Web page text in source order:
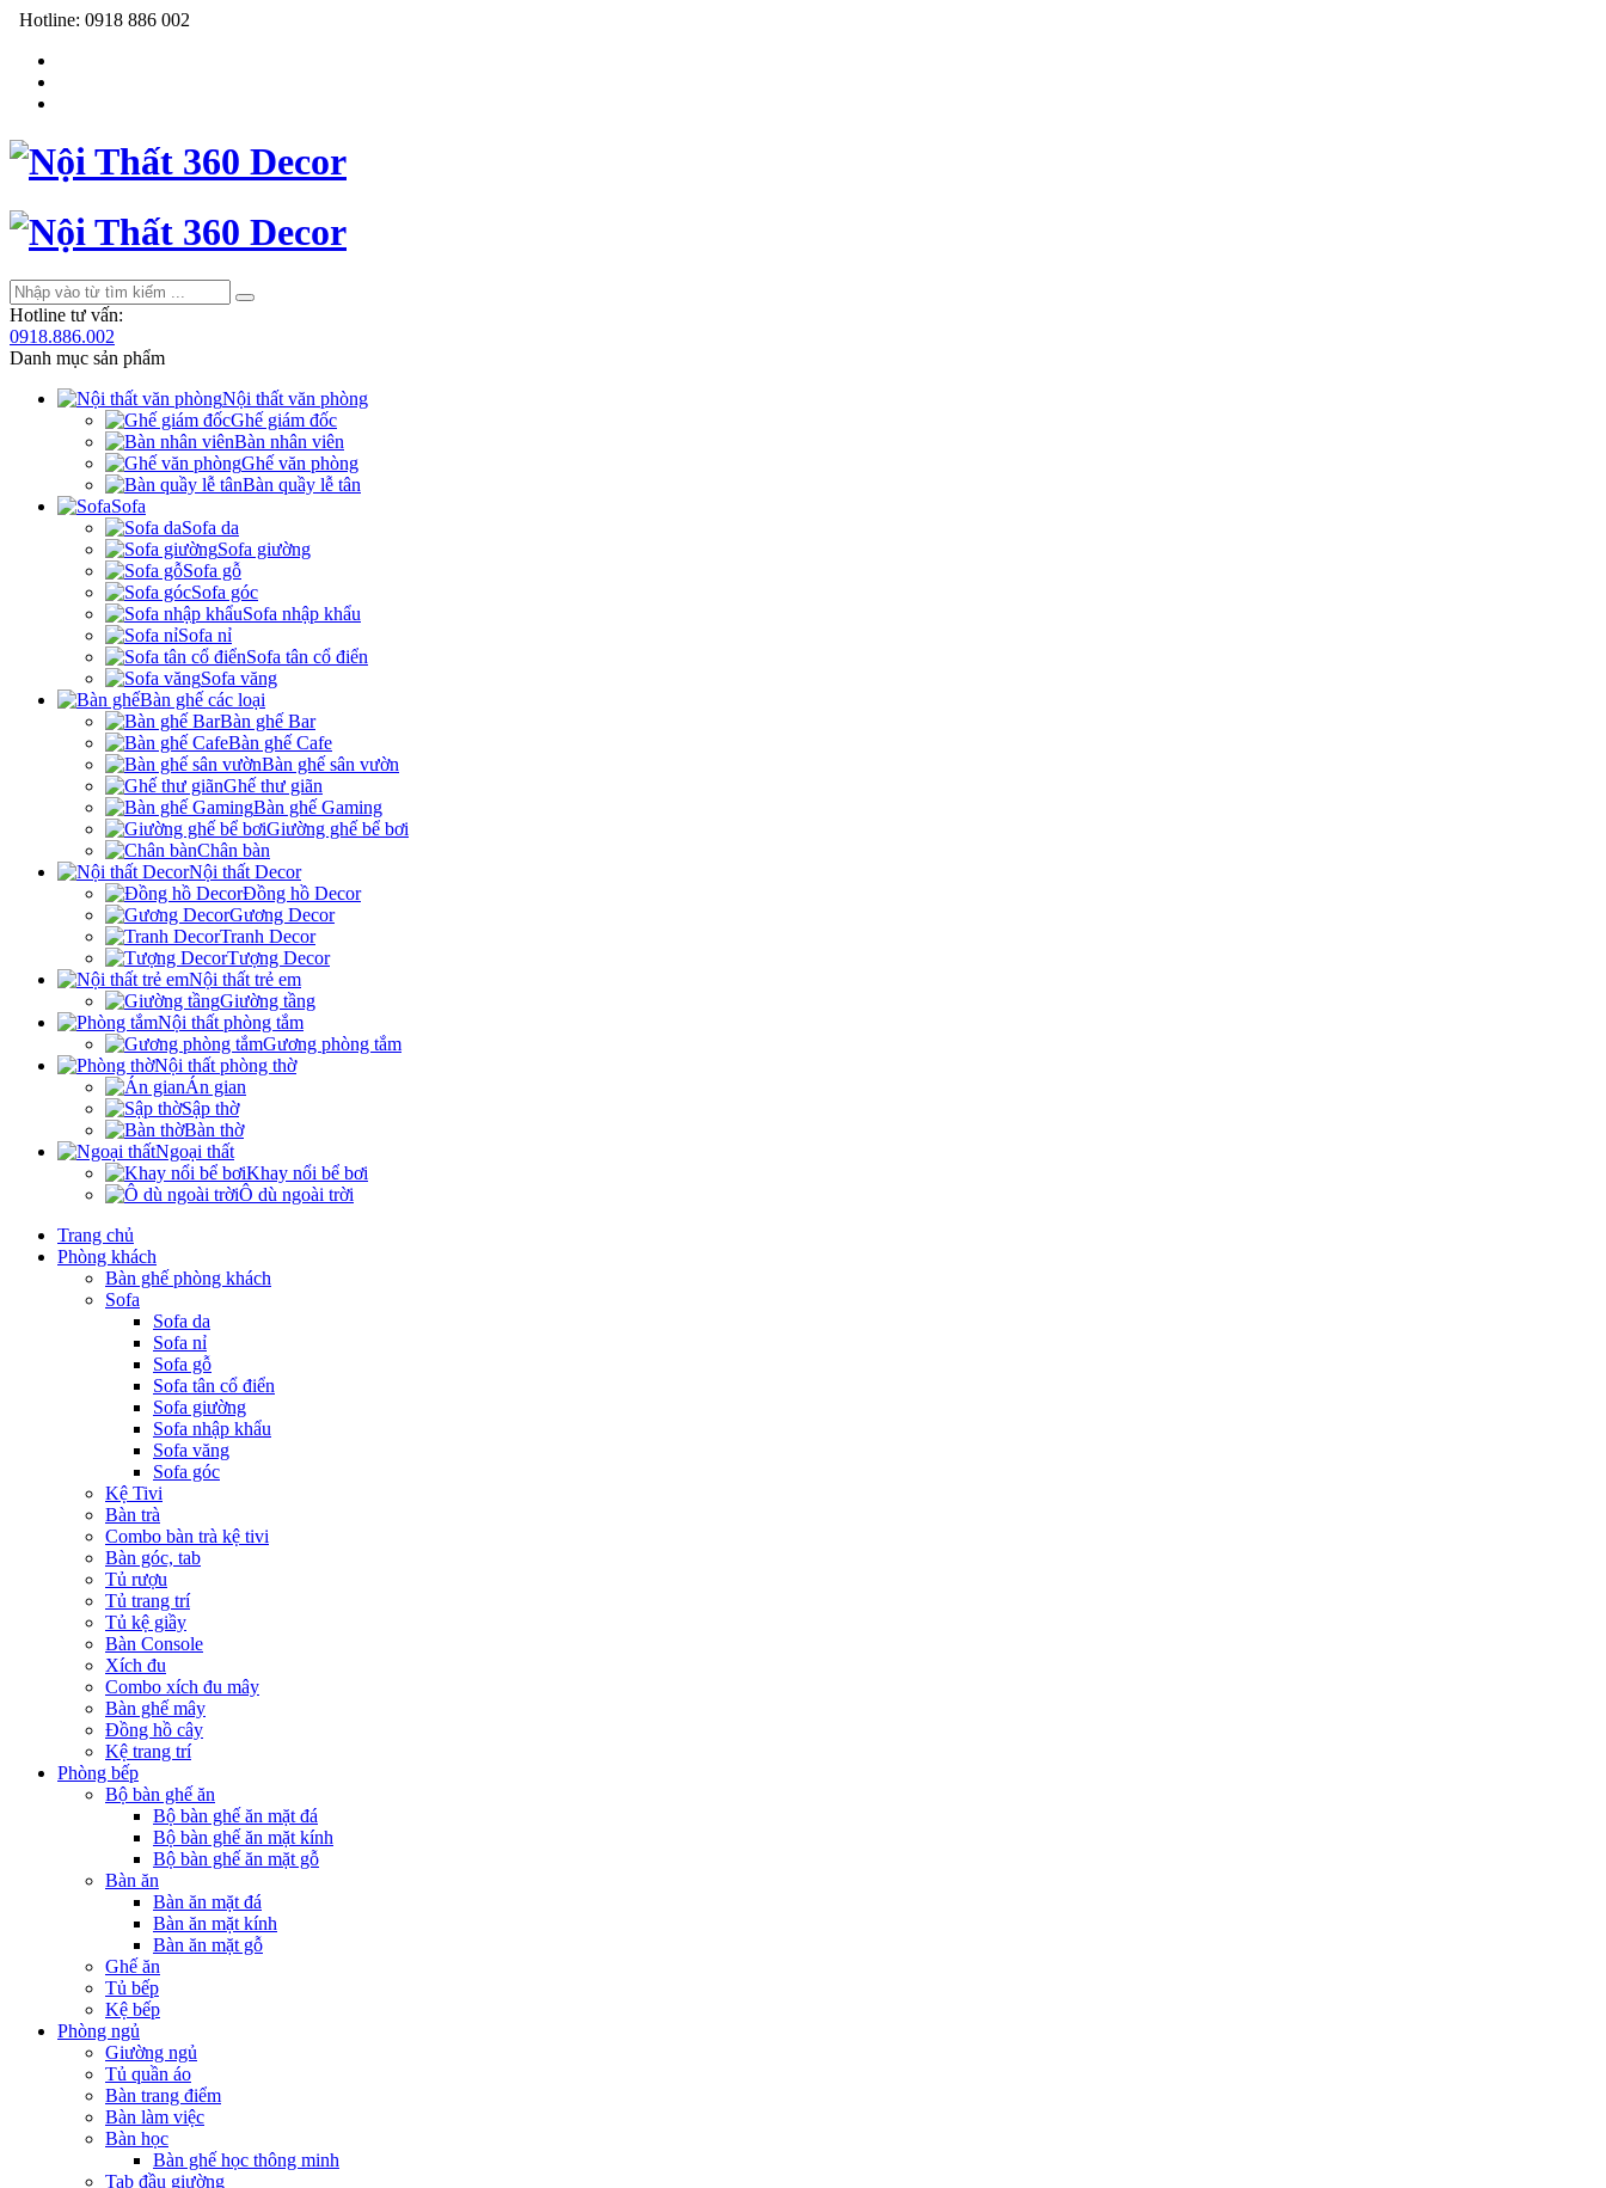
Hotline: 0918 886 002
Hotline tư vấn:
0918.886.002
Danh mục sản phẩm
Nội thất văn phòng
Ghế giám đốc
Bàn nhân viên
Ghế văn phòng
Bàn quầy lễ tân
Sofa
Sofa da
Sofa giường
Sofa gỗ
Sofa góc
Sofa nhập khẩu
Sofa nỉ
Sofa tân cổ điển
Sofa văng
Bàn ghế các loại
Bàn ghế Bar
Bàn ghế Cafe
Bàn ghế sân vườn
Ghế thư giãn
Bàn ghế Gaming
Giường ghế bể bơi
Chân bàn
Nội thất Decor
Đồng hồ Decor
Gương Decor
Tranh Decor
Tượng Decor
Nội thất trẻ em
Giường tầng
Nội thất phòng tắm
Gương phòng tắm
Nội thất phòng thờ
Án gian
Sập thờ
Bàn thờ
Ngoại thất
Khay nổi bể bơi
Ô dù ngoài trời
Trang chủ
Phòng khách
Bàn ghế phòng khách
Sofa
Sofa da
Sofa nỉ
Sofa gỗ
Sofa tân cổ điển
Sofa giường
Sofa nhập khẩu
Sofa văng
Sofa góc
Kệ Tivi
Bàn trà
Combo bàn trà kệ tivi
Bàn góc, tab
Tủ rượu
Tủ trang trí
Tủ kệ giầy
Bàn Console
Xích đu
Combo xích đu mây
Bàn ghế mây
Đồng hồ cây
Kệ trang trí
Phòng bếp
Bộ bàn ghế ăn
Bộ bàn ghế ăn mặt đá
Bộ bàn ghế ăn mặt kính
Bộ bàn ghế ăn mặt gỗ
Bàn ăn
Bàn ăn mặt đá
Bàn ăn mặt kính
Bàn ăn mặt gỗ
Ghế ăn
Tủ bếp
Kệ bếp
Phòng ngủ
Giường ngủ
Tủ quần áo
Bàn trang điểm
Bàn làm việc
Bàn học
Bàn ghế học thông minh
Tab đầu giường